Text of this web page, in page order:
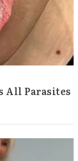
All Parasites